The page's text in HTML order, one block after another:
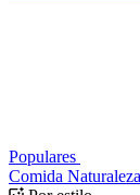
Populares
Comida Naturaleza